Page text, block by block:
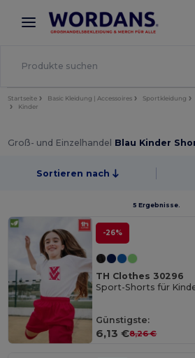
× Wordans App
Bessere Preise in der App!
Startseite Basic Kleidung | Accessoires Sportkleidung
Kinder
Groß- und Einzelhandel Blau Kinder
Sortieren nach
5 Ergebnisse.
-26%
TH Clothes 30296
Sport-Shorts für
Günstigste:
6,13 €8,26 €